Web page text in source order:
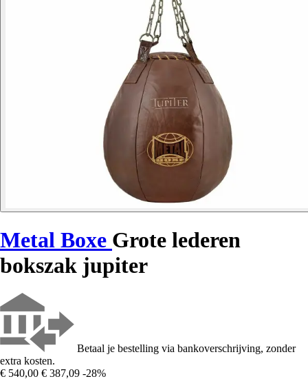
Metal Boxe Grote lederen
bokszak jupiter
Betaal je bestelling via bankoverschrijving, zonder
extra kosten.
€ 540,00 € 387,09 -28%